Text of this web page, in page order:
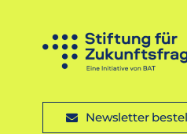
Newsletter